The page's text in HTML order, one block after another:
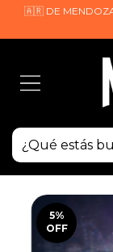
🇦🇷 DE
5%
OFF